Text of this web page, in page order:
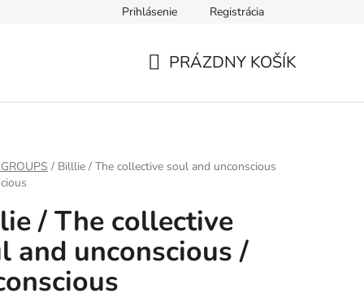
Prihlásenie Registrácia
PRÁZDNY KOŠÍK
/ Billlie / The collective soul and unconscious
/ The collective
and unconscious /